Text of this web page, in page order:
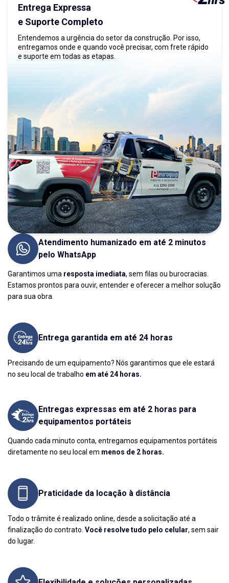
Entrega Expressa
e Suporte Completo
Entendemos a urgência do setor da construção. Por isso,
entregamos onde e quando você precisar, com frete rápido
e suporte em todas as etapas.
Atendimento humanizado em até 2 minutos
pelo WhatsApp
Garantimos uma resposta imediata, sem filas ou burocracias.
Estamos prontos para ouvir, entender e oferecer a melhor solução
para sua obra.
Entrega garantida em até 24 horas
Precisando de um equipamento? Nós garantimos que ele estará
no seu local de trabalho em até 24 horas.
Entregas expressas em até 2 horas para
equipamentos portáteis
Quando cada minuto conta, entregamos equipamentos portáteis
diretamente no seu local em menos de 2 horas.
Praticidade da locação à distância
Todo o trâmite é realizado online, desde a solicitação até a
finalização do contrato. Você resolve tudo pelo celular, sem sair
do lugar.